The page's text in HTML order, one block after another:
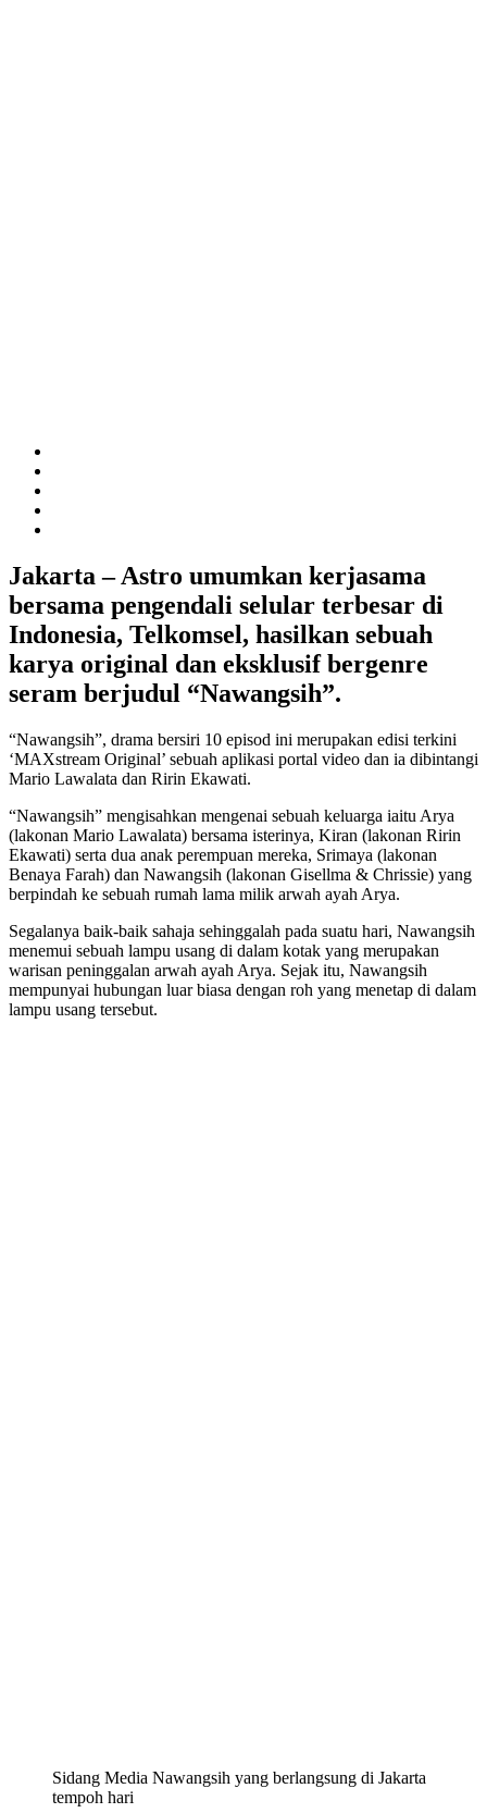
Jakarta – Astro umumkan kerjasama
bersama pengendali selular terbesar di
Indonesia, Telkomsel, hasilkan sebuah
karya original dan eksklusif bergenre
seram berjudul “Nawangsih”.
“Nawangsih”, drama bersiri 10 episod ini merupakan edisi terkini
‘MAXstream Original’ sebuah aplikasi portal video dan ia dibintangi
Mario Lawalata dan Ririn Ekawati.
“Nawangsih” mengisahkan mengenai sebuah keluarga iaitu Arya
(lakonan Mario Lawalata) bersama isterinya, Kiran (lakonan Ririn
Ekawati) serta dua anak perempuan mereka, Srimaya (lakonan
Benaya Farah) dan Nawangsih (lakonan Gisellma & Chrissie) yang
berpindah ke sebuah rumah lama milik arwah ayah Arya.
Segalanya baik-baik sahaja sehinggalah pada suatu hari, Nawangsih
menemui sebuah lampu usang di dalam kotak yang merupakan
warisan peninggalan arwah ayah Arya. Sejak itu, Nawangsih
mempunyai hubungan luar biasa dengan roh yang menetap di dalam
lampu usang tersebut.
Sidang Media Nawangsih yang berlangsung di Jakarta
tempoh hari